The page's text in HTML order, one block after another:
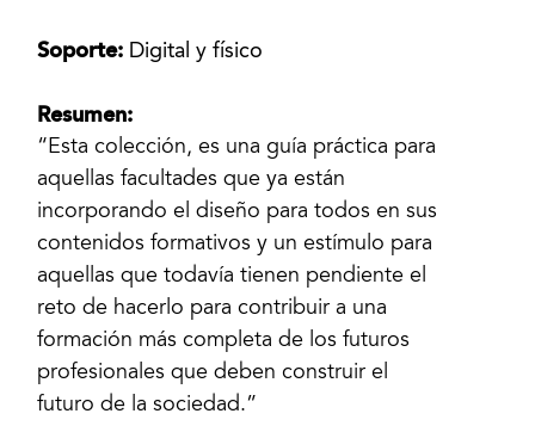
Soporte: Digital y físico
Resumen:
“Esta colección, es una guía práctica para
aquellas facultades que ya están
incorporando el diseño para todos en sus
contenidos formativos y un estímulo para
aquellas que todavía tienen pendiente el
reto de hacerlo para contribuir a una
formación más completa de los futuros
profesionales que deben construir el
futuro de la sociedad.”